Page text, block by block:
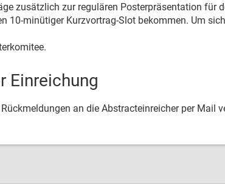
zusätzlich zur regulären Posterpräsentation für
10-minütiger Kurzvortrag-Slot bekommen. Um
Einreichung
an die Abstracteinreicher per Mail